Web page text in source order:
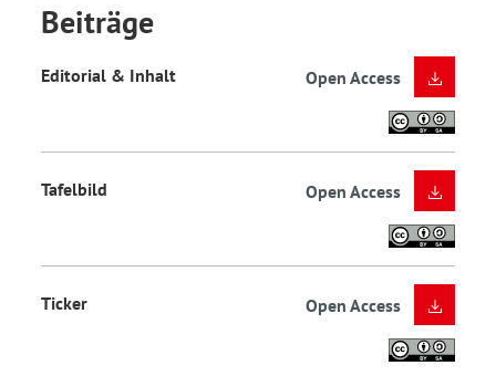
Beiträge
Editorial & Inhalt Open Access
Tafelbild Open Access
Ticker Open Access